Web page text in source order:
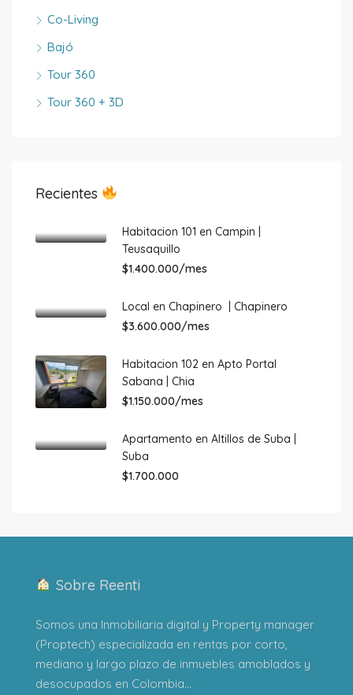
Co-Living
Bajó
Tour 360
Tour 360 + 3D
Recientes
Habitacion 101 en Campin |
Teusaquillo
$1.400.000/mes
Local en Chapinero | Chapinero
$3.600.000/mes
Habitacion 102 en Apto Portal
Sabana | Chia
$1.150.000/mes
Apartamento en Altillos de Suba |
Suba
$1.700.000
Sobre Reenti
Somos una Inmobiliaria digital y Property manager
(Proptech) especializada en rentas por corto,
mediano y largo plazo de inmuebles amoblados y
desocupados en Colombia...